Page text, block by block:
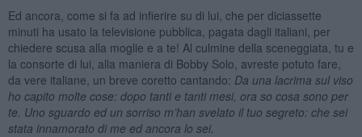
Ed ancora, come si fa ad infierire su di lui, che per diciassette
minuti ha usato la televisione pubblica, pagata dagli italiani, per
chiedere scusa alla moglie e a te! Al culmine della sceneggiata, tu e
la consorte di lui, alla maniera di Bobby Solo, avreste potuto fare,
da vere italiane, un breve coretto cantando: Da una lacrima sul viso
ho capito molte cose: dopo tanti e tanti mesi, ora so cosa sono per
te. Uno sguardo ed un sorriso m’han svelato il tuo segreto: che sei
stata innamorato di me ed ancora lo sei.